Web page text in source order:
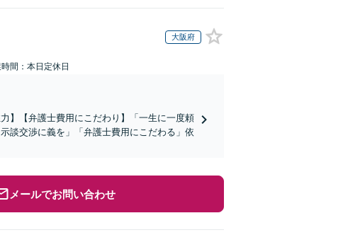
大阪府
間：本日定休日
】【弁護士費用にこだわり】「一生に一度頼
談交渉に義を」「弁護士費用にこだわる」依
メールでお問い合わせ